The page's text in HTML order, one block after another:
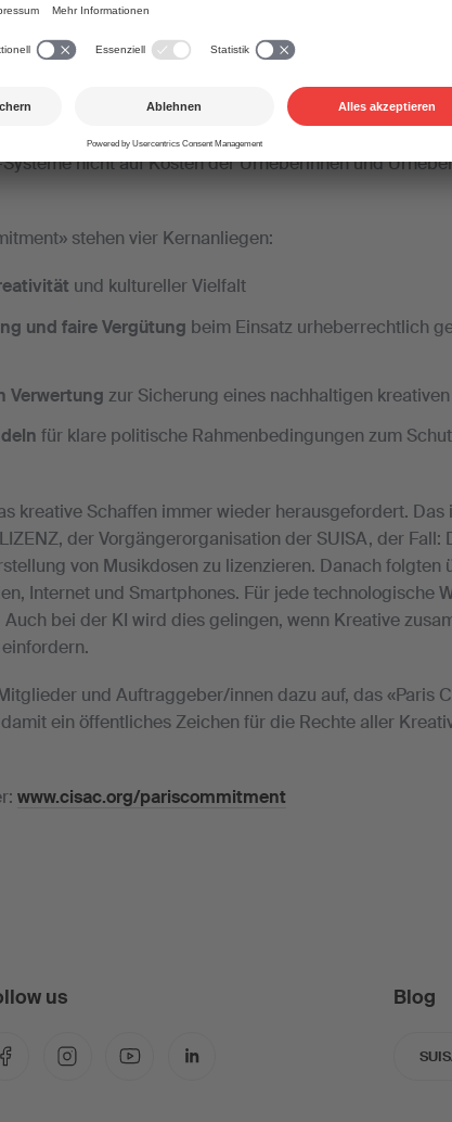
aller Welt mit dem «Paris Commitment» eine
unter anderem CISAC-Präsident Björn Ulvaeus
Songwriter Youssou N´Dour als Vizepräsident.
Regierungen, Technologieunternehmen und die
im KI-Zeitalter anzuerkennen, zu schützen,
nicht auf Kosten der Urheberinnen und
stehen vier Kernanliegen:
und kultureller Vielfalt
und faire Vergütung beim Einsatz urheberrechtlich
Verwertung zur Sicherung eines nachhaltigen
für klare politische Rahmenbedingungen zum
kreative Schaffen immer wieder herausgefordert. Das
der Vorgängerorganisation der SUISA, der Fall:
von Musikdosen zu lizenzieren. Danach folgten
Internet und Smartphones. Für jede technologische
bei der KI wird dies gelingen, wenn Kreative
und Auftraggeber/innen dazu auf, das «Paris
ein öffentliches Zeichen für die Rechte aller
www.cisac.org/pariscommitment
us
FacebookInstagram
Blog